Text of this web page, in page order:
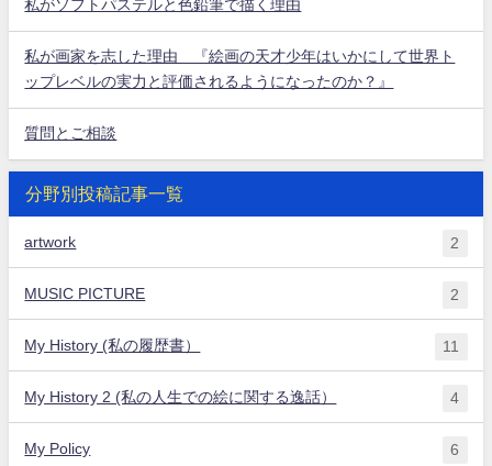
私がソフトパステルと色鉛筆で描く理由
私が画家を志した理由 『絵画の天才少年はいかにして世界ト
ップレベルの実力と評価されるようになったのか？』
質問とご相談
分野別投稿記事一覧
artwork 2
MUSIC PICTURE 2
My History (私の履歴書） 11
My History 2 (私の人生での絵に関する逸話） 4
My Policy 6